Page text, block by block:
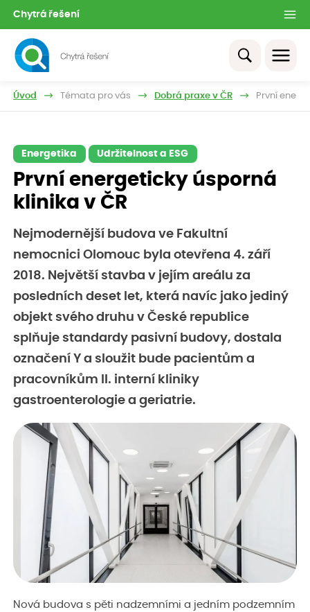
Chytrá řešení
Úvod Témata pro vás Dobrá praxe v ČR První
Energetika Udržitelnost a ESG
První energeticky úsporná
klinika v ČR
Nejmodernější budova ve Fakultní
nemocnici Olomouc byla otevřena 4. září
2018. Největší stavba v jejím areálu za
posledních deset let, která navíc jako jediný
objekt svého druhu v České republice
splňuje standardy pasivní budovy, dostala
označení Y a sloužit bude pacientům a
pracovníkům II. interní kliniky
gastroenterologie a geriatrie.
Nová budova s pěti nadzemními a jedním podzemním